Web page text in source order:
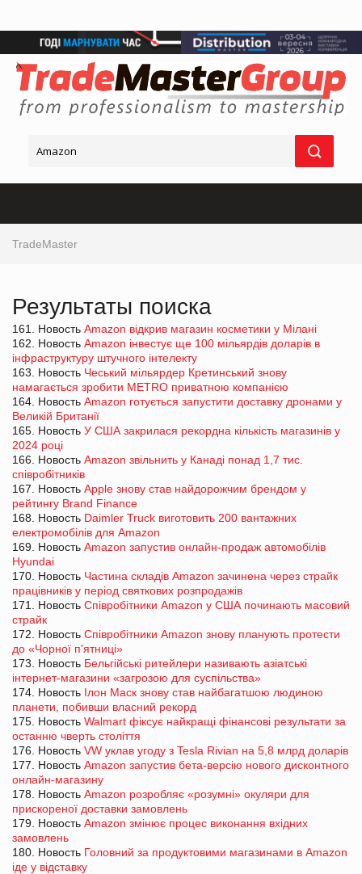
TradeMaster
Результаты поиска
161. Новость Amazon відкрив магазин косметики у Мілані
162. Новость Amazon інвестує ще 100 мільярдів доларів в
інфраструктуру штучного інтелекту
163. Новость Чеський мільярдер Кретинський знову
намагається зробити METRO приватною компанією
164. Новость Amazon готується запустити доставку дронами у
Великій Британії
165. Новость У США закрилася рекордна кількість магазинів у
2024 році
166. Новость Amazon звільнить у Канаді понад 1,7 тис.
співробітників
167. Новость Apple знову став найдорожчим брендом у
рейтингу Brand Finance
168. Новость Daimler Truck виготовить 200 вантажних
електромобілів для Amazon
169. Новость Amazon запустив онлайн-продаж автомобілів
Hyundai
170. Новость Частина складів Amazon зачинена через страйк
працівників у період святкових розпродажів
171. Новость Співробітники Amazon у США починають масовий
страйк
172. Новость Співробітники Amazon знову планують протести
до «Чорної п'ятниці»
173. Новость Бельгійські ритейлери називають азіатські
інтернет-магазини «загрозою для суспільства»
174. Новость Ілон Маск знову став найбагатшою людиною
планети, побивши власний рекорд
175. Новость Walmart фіксує найкращі фінансові результати за
останню чверть століття
176. Новость VW уклав угоду з Tesla Rivian на 5,8 млрд доларів
177. Новость Amazon запустив бета-версію нового дисконтного
онлайн-магазину
178. Новость Amazon розробляє «розумні» окуляри для
прискореної доставки замовлень
179. Новость Amazon змінює процес виконання вхідних
замовлень
180. Новость Головний за продуктовими магазинами в Amazon
іде у відставку